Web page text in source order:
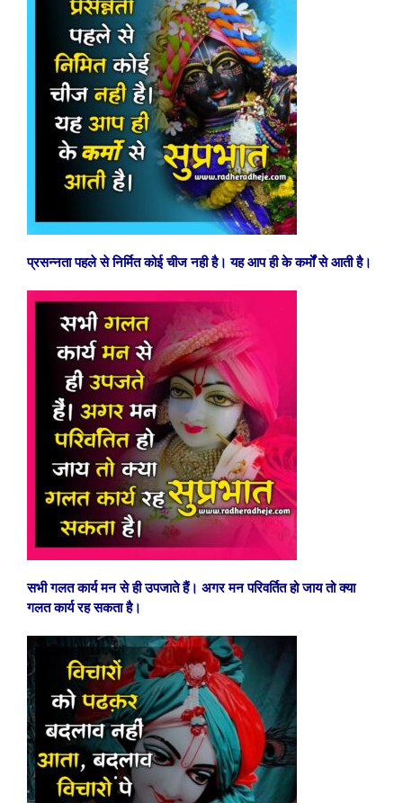
प्रसन्नता पहले से निर्मित कोई चीज नही है। यह आप ही के कर्मों से आती है।
सभी गलत कार्य मन से ही उपजाते हैं। अगर मन परिवर्तित हो जाय तो क्या
गलत कार्य रह सकता है।